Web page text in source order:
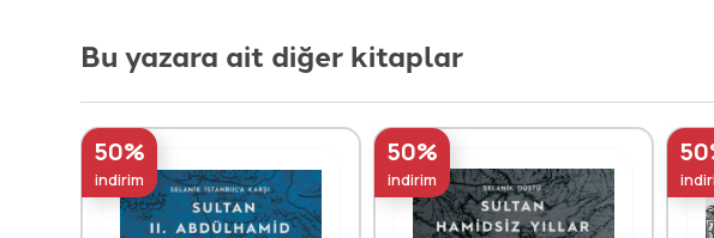
Bu yazara ait diğer kitaplar
50%
indirim
50%
indirim